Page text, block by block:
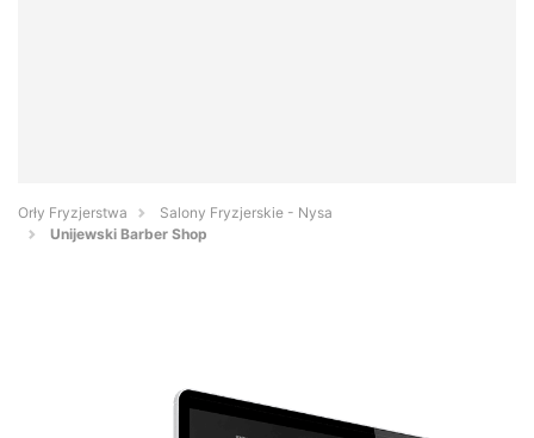
Orły Fryzjerstwa
Salony Fryzjerskie - Nysa
Unijewski Barber Shop